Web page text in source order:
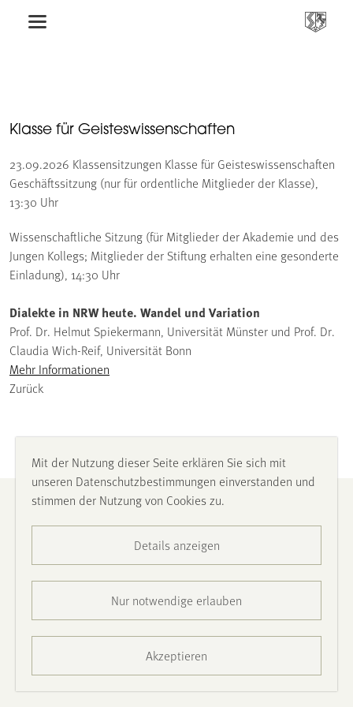
Klasse für Geisteswissenschaften
23.09.2026 Klassensitzungen Klasse für Geisteswissenschaften
Geschäftssitzung (nur für ordentliche Mitglieder der Klasse),
13:30 Uhr
Wissenschaftliche Sitzung (für Mitglieder der Akademie und des
Jungen Kollegs; Mitglieder der Stiftung erhalten eine gesonderte
Einladung), 14:30 Uhr
Dialekte in NRW heute. Wandel und Variation
Prof. Dr. Helmut Spiekermann, Universität Münster und Prof. Dr.
Claudia Wich-Reif, Universität Bonn
Mehr Informationen
Zurück
Impressum
Presse
Mit der Nutzung dieser Seite erklären Sie sich mit
unseren Datenschutzbestimmungen einverstanden und
stimmen der Nutzung von Cookies zu.
Details anzeigen
Nur notwendige erlauben
Akzeptieren